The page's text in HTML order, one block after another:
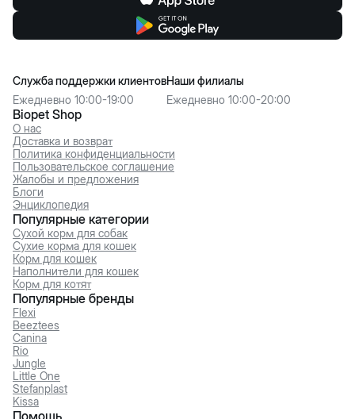
Biopet Shop
О нас
Доставка и возврат
Политика конфиденциальности
Пользовательское соглашение
Жалобы и предложения
Блоги
Энциклопедия
Служба поддержки клиентов
Ежедневно 10:00-19:00
Наши филиалы
Ежедневно 10:00-20:00
Популярные категории
Сухой корм для собак
Сухие корма для кошек
Корм для кошек
Наполнители для кошек
Корм для котят
Популярные бренды
Flexi
Beeztees
Canina
Rio
Jungle
Little One
Stefanplast
Kissa
Помощь